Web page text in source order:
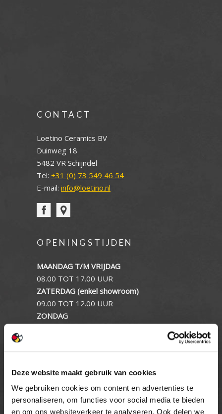
Deze website maakt gebruik van cookies
We gebruiken cookies om content en advertenties te
personaliseren, om functies voor social media te bieden
en om ons websiteverkeer te analyseren. Ook delen we
CONTACT
Loetino Ceramics BV
Duinweg 18
5482 VR Schijndel
Tel: +31 (0) 73 549 46 54
E-mail: info@loetino.nl
OPENINGSTIJDEN
MAANDAG T/M VRIJDAG
08.00 TOT 17.00 UUR
ZATERDAG (enkel showroom)
09.00 TOT 12.00 UUR
ZONDAG
Privacy verklaring
Cookie beleid
Contact